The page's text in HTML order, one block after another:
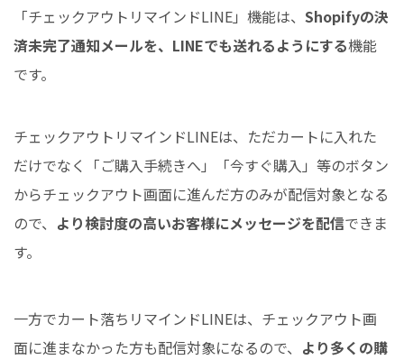
「チェックアウトリマインドLINE」機能は、 Shopifyの決
済未完了通知メールを、LINEでも送れるようにする機能
です。
チェックアウトリマインドLINEは、ただカートに入れた
だけでなく「ご購入手続きへ」「今すぐ購入」等のボタン
からチェックアウト画面に進んだ方のみが配信対象となる
ので、 より検討度の高いお客様にメッセージを配信できま
す。
一方でカート落ちリマインドLINEは、チェックアウト画
面に進まなかった方も配信対象になるので、 より多くの購